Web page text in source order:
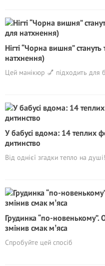
Нігті “Чорна вишня”
натхнення)
Цей манікюр 💅 підходить для
У бабусі вдома: 14 теплих
дитинство
Від однієї згадки тепло на душі!
Грудинка “по-новенькому”.
змінив смак мʼяса
Спробуйте цей спосіб